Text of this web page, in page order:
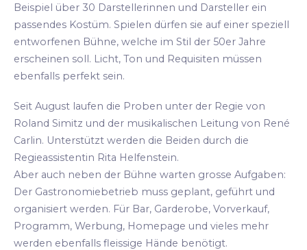
Beispiel über 30 Darstellerinnen und Darsteller ein
passendes Kostüm. Spielen dürfen sie auf einer speziell
entworfenen Bühne, welche im Stil der 50er Jahre
erscheinen soll. Licht, Ton und Requisiten müssen
ebenfalls perfekt sein.
Seit August laufen die Proben unter der Regie von
Roland Simitz und der musikalischen Leitung von René
Carlin. Unterstützt werden die Beiden durch die
Regieassistentin Rita Helfenstein.
Aber auch neben der Bühne warten grosse Aufgaben:
Der Gastronomiebetrieb muss geplant, geführt und
organisiert werden. Für Bar, Garderobe, Vorverkauf,
Programm, Werbung, Homepage und vieles mehr
werden ebenfalls fleissige Hände benötigt.